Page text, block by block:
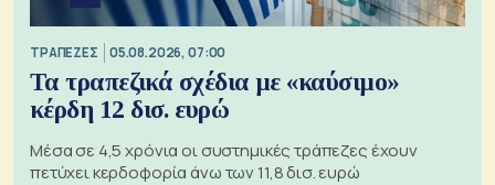
ΤΡΑΠΕΖΕΣ 05.08.2026, 07:00
Τα τραπεζικά σχέδια με «καύσιμο»
κέρδη 12 δισ. ευρώ
Μέσα σε 4,5 χρόνια οι συστημικές τράπεζες έχουν
πετύχει κερδοφορία άνω των 11,8 δισ. ευρώ